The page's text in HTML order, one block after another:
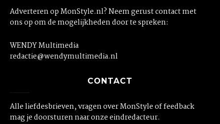
Adverteren op MonStyle.nl? Neem gerust contact met
ons op om de mogelijkheden door te spreken:
WENDY Multimedia
redactie@wendymultimedia.nl
CONTACT
Alle liefdesbrieven, vragen over MonStyle of feedback
mag je doorsturen naar onze eindredacteur.